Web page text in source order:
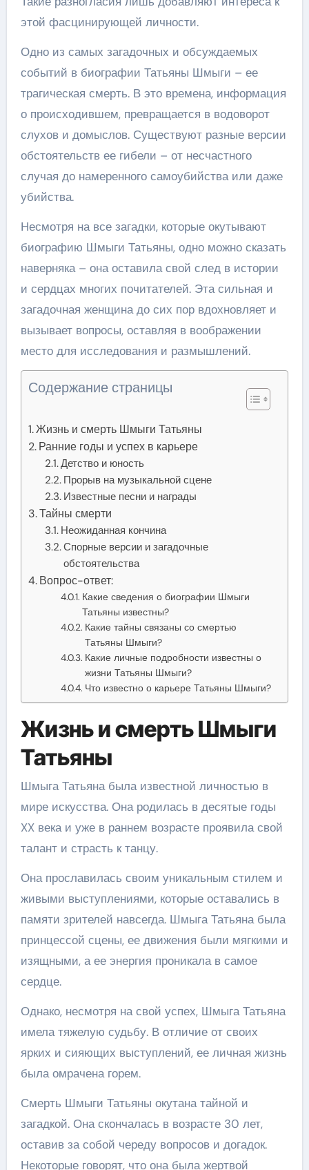
этой фасцинирующей личности.
Одно из самых загадочных и обсуждаемых
событий в биографии Татьяны Шмыги – ее
трагическая смерть. В это времена, информация
о происходившем, превращается в водоворот
слухов и домыслов. Существуют разные версии
обстоятельств ее гибели – от несчастного
случая до намеренного самоубийства или даже
убийства.
Несмотря на все загадки, которые окутывают
биографию Шмыги Татьяны, одно можно сказать
наверняка – она оставила свой след в истории
и сердцах многих почитателей. Эта сильная и
загадочная женщина до сих пор вдохновляет и
вызывает вопросы, оставляя в воображении
место для исследования и размышлений.
Содержание страницы
Жизнь и смерть Шмыги Татьяны
Ранние годы и успех в карьере
Детство и юность
Прорыв на музыкальной сцене
Известные песни и награды
Тайны смерти
Неожиданная кончина
Спорные версии и загадочные
обстоятельства
Вопрос-ответ:
Какие сведения о биографии Шмыги
Татьяны известны?
Какие тайны связаны со смертью
Татьяны Шмыги?
Какие личные подробности известны о
жизни Татьяны Шмыги?
Что известно о карьере Татьяны Шмыги?
Жизнь и смерть Шмыги
Татьяны
Шмыга Татьяна была известной личностью в
мире искусства. Она родилась в десятые годы
XX века и уже в раннем возрасте проявила свой
талант и страсть к танцу.
Она прославилась своим уникальным стилем и
живыми выступлениями, которые оставались в
памяти зрителей навсегда. Шмыга Татьяна была
принцессой сцены, ее движения были мягкими и
изящными, а ее энергия проникала в самое
сердце.
Однако, несмотря на свой успех, Шмыга Татьяна
имела тяжелую судьбу. В отличие от своих
ярких и сияющих выступлений, ее личная жизнь
была омрачена горем.
Смерть Шмыги Татьяны окутана тайной и
загадкой. Она скончалась в возрасте 30 лет,
оставив за собой череду вопросов и догадок.
Некоторые говорят, что она была жертвой